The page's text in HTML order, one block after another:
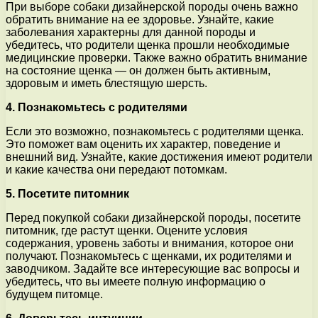
При выборе собаки дизайнерской породы очень важно
обратить внимание на ее здоровье. Узнайте, какие
заболевания характерны для данной породы и
убедитесь, что родители щенка прошли необходимые
медицинские проверки. Также важно обратить внимание
на состояние щенка — он должен быть активным,
здоровым и иметь блестящую шерсть.
4. Познакомьтесь с родителями
Если это возможно, познакомьтесь с родителями щенка.
Это поможет вам оценить их характер, поведение и
внешний вид. Узнайте, какие достижения имеют родители
и какие качества они передают потомкам.
5. Посетите питомник
Перед покупкой собаки дизайнерской породы, посетите
питомник, где растут щенки. Оцените условия
содержания, уровень заботы и внимания, которое они
получают. Познакомьтесь с щенками, их родителями и
заводчиком. Задайте все интересующие вас вопросы и
убедитесь, что вы имеете полную информацию о
будущем питомце.